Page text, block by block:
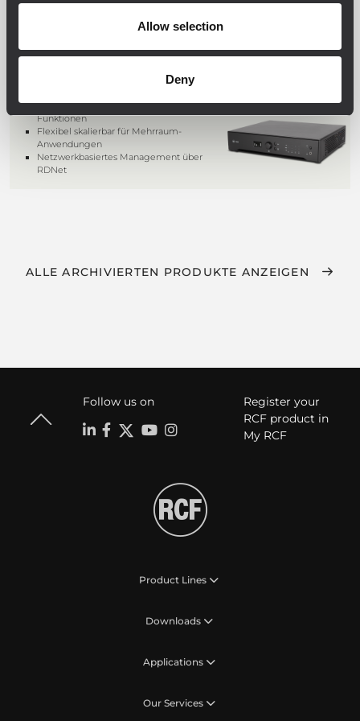
Allow selection
Deny
DMA 504
Integrierte DSP mit umfangreichen
Funktionen
Flexibel skalierbar für Mehrraum-
Anwendungen
Netzwerkbasiertes Management über
RDNet
ALLE ARCHIVIERTEN PRODUKTE ANZEIGEN
Follow us on
Register your
RCF product in
My RCF
Product Lines
Downloads
Applications
Our Services